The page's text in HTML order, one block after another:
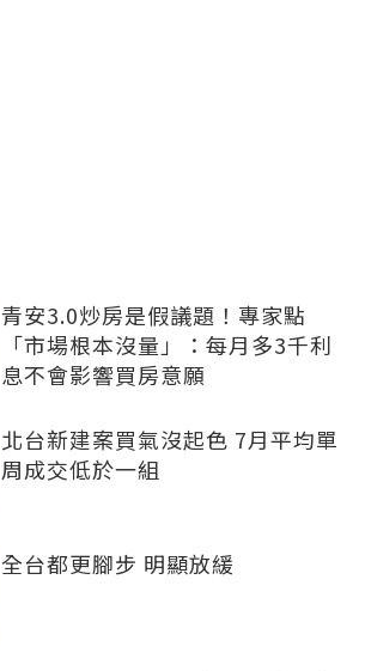
青安3.0炒房是假議題！專家點
「市場根本沒量」：每月多3千利
息不會影響買房意願
北台新建案買氣沒起色 7月平均單
周成交低於一組
全台都更腳步 明顯放緩